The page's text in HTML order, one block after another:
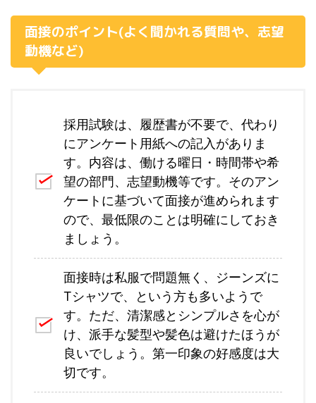
面接のポイント(よく聞かれる質問や、志望
動機など)
採用試験は、履歴書が不要で、代わり
にアンケート用紙への記入がありま
す。内容は、働ける曜日・時間帯や希
望の部門、志望動機等です。そのアン
ケートに基づいて面接が進められます
ので、最低限のことは明確にしておき
ましょう。
面接時は私服で問題無く、ジーンズに
Tシャツで、という方も多いようで
す。ただ、清潔感とシンプルさを心が
け、派手な髪型や髪色は避けたほうが
良いでしょう。第一印象の好感度は大
切です。